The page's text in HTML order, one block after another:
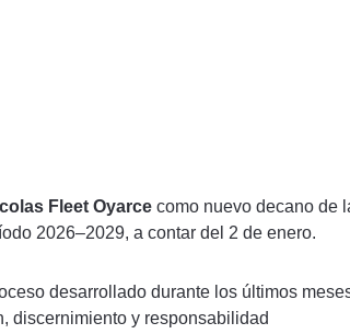
Fleet Oyarce como nuevo decano de
2026–2029, a contar del 2 de enero.
desarrollado durante los últimos
discernimiento y responsabilidad